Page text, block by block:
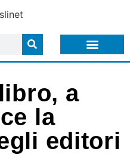
a
la
editori